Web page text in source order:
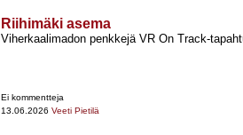
Riihimäki asema
Viherkaalimadon penkkejä VR On Track-​
Ei kommentteja
13.06.2026 Veeti Pietilä